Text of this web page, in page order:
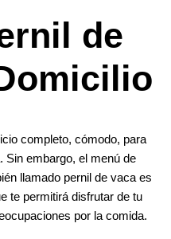
de
completo, cómodo, para
Sin embargo, el menú de
llamado pernil de vaca es
te permitirá disfrutar de tu
por la comida.